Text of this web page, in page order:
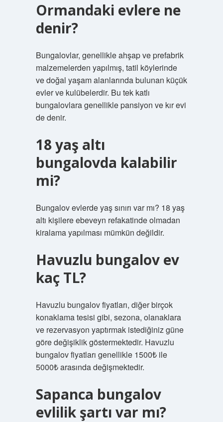
Ormandaki evlere ne
denir?
Bungalovlar, genellikle ahşap ve prefabrik
malzemelerden yapılmış, tatil köylerinde
ve doğal yaşam alanlarında bulunan küçük
evler ve kulübelerdir. Bu tek katlı
bungalovlara genellikle pansiyon ve kır evi
de denir.
18 yaş altı
bungalovda kalabilir
mi?
Bungalov evlerde yaş sınırı var mı? 18 yaş
altı kişilere ebeveyn refakatinde olmadan
kiralama yapılması mümkün değildir.
Havuzlu bungalov ev
kaç TL?
Havuzlu bungalov fiyatları, diğer birçok
konaklama tesisi gibi, sezona, olanaklara
ve rezervasyon yaptırmak istediğiniz güne
göre değişiklik göstermektedir. Havuzlu
bungalov fiyatları genellikle 1500₺ ile
5000₺ arasında değişmektedir.
Sapanca bungalov
evlilik şartı var mı?